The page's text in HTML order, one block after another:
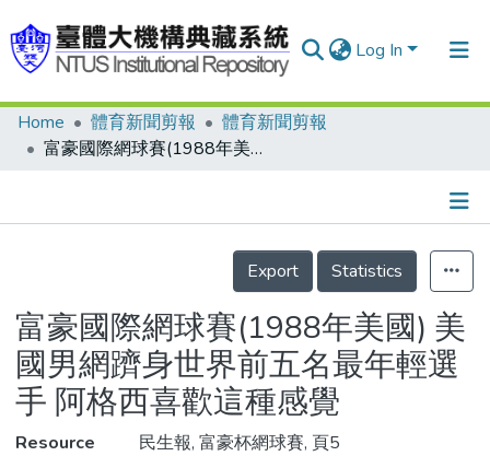
Log In
Communities & Collections
Statistics
Home 體育新聞剪報
體育新聞剪報
富豪國際網球賽(1988年美國) 美國男網躋身世界前五名最年輕選手 阿格西喜歡這種感覺
Details
Export
Statistics
富豪國際網球賽(1988年美國) 美
國男網躋身世界前五名最年輕選
手 阿格西喜歡這種感覺
Resource
民生報, 富豪杯網球賽, 頁5